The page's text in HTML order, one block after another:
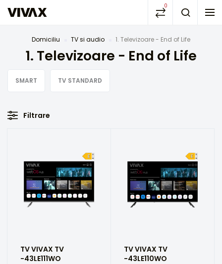
0
Domiciliu TV si audio 1. Televizoare - End of Life
1. Televizoare - End of Life
SMART TV STANDARD
Filtrare
TV VIVAX TV
-43LE111WO
TV VIVAX TV
-43LE110WO